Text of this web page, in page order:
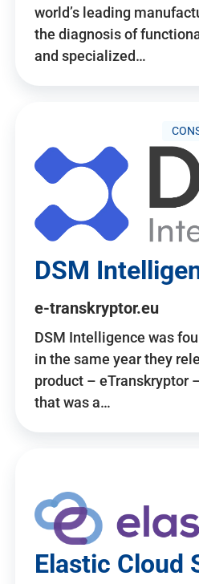
world’s leading
the diagnosis of
and specialized…
DSM
e-transkryptor.eu
DSM Intelligence was
in the same year they
product – eTranskryptor
that was a…
Elastic Cloud